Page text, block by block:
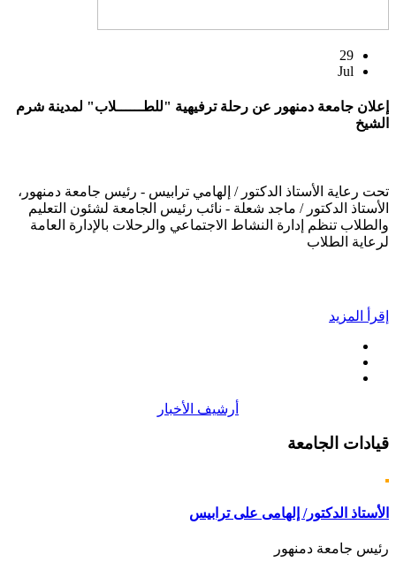
29
Jul
إعلان جامعة دمنهور عن رحلة ترفيهية "للطــــــلاب" لمدينة شرم
الشيخ
تحت رعاية الأستاذ الدكتور / إلهامي ترابيس - رئيس جامعة دمنهور،
الأستاذ الدكتور / ماجد شعلة - نائب رئيس الجامعة لشئون التعليم
والطلاب تنظم إدارة النشاط الاجتماعي والرحلات بالإدارة العامة
لرعاية الطلاب
إقرأ المزيد
أرشيف الأخبار
قيادات الجامعة
الأستاذ الدكتور/ إلهامى على ترابيس
رئيس جامعة دمنهور